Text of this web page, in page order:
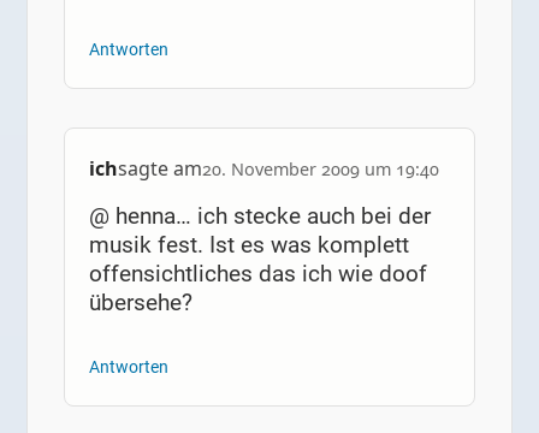
Antworten
ichsagte am20. November 2009 um 19:40
@ henna… ich stecke auch bei der
musik fest. Ist es was komplett
offensichtliches das ich wie doof
übersehe?
Antworten